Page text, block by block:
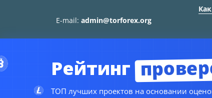
E-mail: admin@torforex.org
Рейтинг
ТОП лучших проектов на основании